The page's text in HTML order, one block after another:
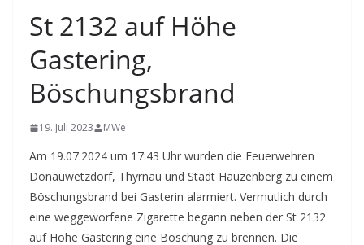
St 2132 auf Höhe
Gastering,
Böschungsbrand
19. Juli 2023 MWe
Am 19.07.2024 um 17:43 Uhr wurden die Feuerwehren
Donauwetzdorf, Thyrnau und Stadt Hauzenberg zu einem
Böschungsbrand bei Gasterin alarmiert. Vermutlich durch
eine weggeworfene Zigarette begann neben der St 2132
auf Höhe Gastering eine Böschung zu brennen. Die